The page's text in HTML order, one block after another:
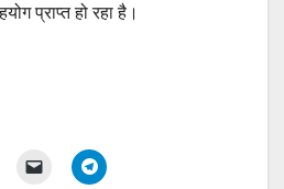
प्राप्त हो रहा है।